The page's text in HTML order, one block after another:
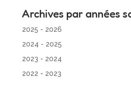
Archives par années
2025 - 2026
2024 - 2025
2023 - 2024
2022 - 2023